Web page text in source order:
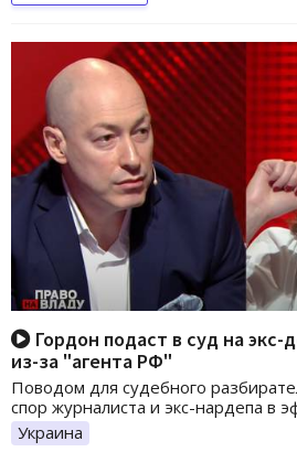
Гордон подаст в суд на
из-за "агента РФ"
Поводом для судебного
спор журналиста и экс-нардепа в
Украина